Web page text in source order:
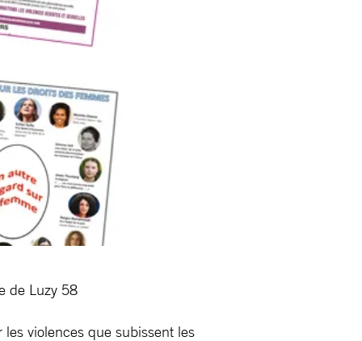
de Luzy 58
violences que subissent les